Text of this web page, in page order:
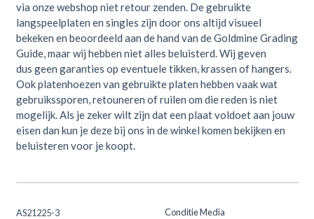
via onze webshop niet retour zenden. De gebruikte
langspeelplaten en singles zijn door ons altijd visueel
bekeken en beoordeeld aan de hand van de Goldmine Grading
Guide, maar wij hebben niet alles beluisterd. Wij geven
dus geen garanties op eventuele tikken, krassen of hangers.
Ook platenhoezen van gebruikte platen hebben vaak wat
gebruikssporen, retouneren of ruilen om die reden is niet
mogelijk. Als je zeker wilt zijn dat een plaat voldoet aan jouw
eisen dan kun je deze bij ons in de winkel komen bekijken en
beluisteren voor je koopt.
AS21225-3 Conditie Media